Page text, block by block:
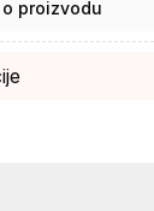
proizvodu